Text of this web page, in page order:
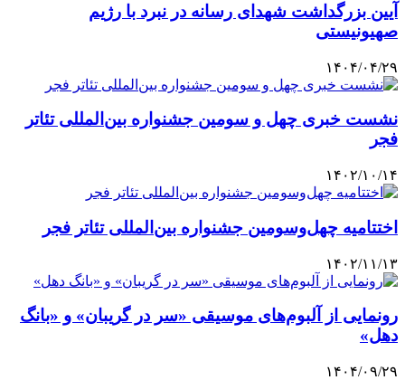
آیین بزرگداشت شهدای رسانه در نبرد با رژیم
صهیونیستی
۱۴۰۴/۰۴/۲۹
نشست خبری چهل و سومین جشنواره بین‌المللی تئاتر
فجر
۱۴۰۲/۱۰/۱۴
اختتامیه چهل‌وسومین جشنواره بین‌المللی تئاتر فجر
۱۴۰۲/۱۱/۱۳
رونمایی از آلبوم‌های موسیقی «سر در گریبان» و «بانگ
دهل»
۱۴۰۴/۰۹/۲۹